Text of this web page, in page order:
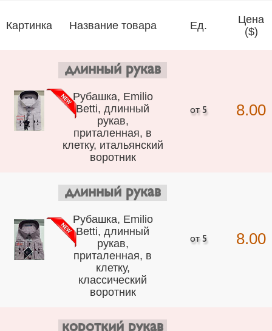
Картинка Название товара Ед.
Цена
($)
длинный рукав
Рубашка, Emilio
Betti, длинный
рукав,
приталенная, в
клетку, итальянский
воротник
8.00
длинный рукав
Рубашка, Emilio
Betti, длинный
рукав,
приталенная, в
клетку,
классический
воротник
8.00
короткий рукав